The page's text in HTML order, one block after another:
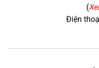
(
Điện